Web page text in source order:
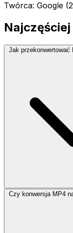
Twórca: Google
Jak przekonwertować
Czy konwersja MP4